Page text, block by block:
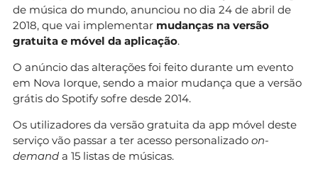
de música do mundo, anunciou no dia 24 de abril de
2018, que vai implementar mudanças na versão
gratuita e móvel da aplicação.
O anúncio das alterações foi feito durante um evento
em Nova Iorque, sendo a maior mudança que a versão
grátis do Spotify sofre desde 2014.
Os utilizadores da versão gratuita da app móvel deste
serviço vão passar a ter acesso personalizado on-
demand a 15 listas de músicas.